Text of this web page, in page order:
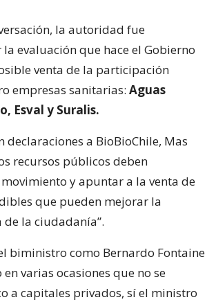
la autoridad fue
evaluación que hace el Gobierno
venta de la participación
empresas sanitarias: Aguas
Esval y Suralis.
declaraciones a BioBioChile, Mas
recursos públicos deben
y apuntar a la venta de
que pueden mejorar la
la ciudadanía”.
biministro como Bernardo Fontaine
varias ocasiones que no se
a capitales privados, sí el ministro